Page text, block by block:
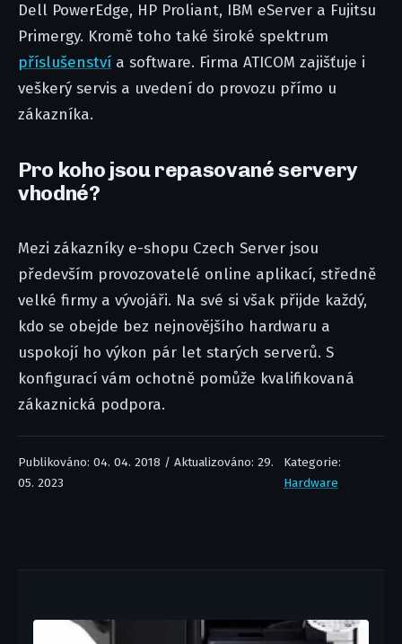
Dell PowerEdge, HP Proliant, IBM eServer a Fujitsu
Primergy. Kromě toho také široké spektrum
příslušenství a software. Firma ATICOM zajišťuje i
veškerý servis a uvedení do provozu přímo u
zákazníka.
Pro koho jsou repasované servery
vhodné?
Mezi zákazníky e-shopu Czech Server jsou
především provozovatelé online aplikací, středně
velké firmy a vývojáři. Na své si však přijde každý,
kdo se obejde bez nejnovějšího hardwaru a
uspokojí ho výkon pár let starých serverů. S
konfigurací vám ochotně pomůže kvalifikovaná
zákaznická podpora.
Publikováno: 04. 04. 2018 / Aktualizováno: 29.
05. 2023
Kategorie:
Hardware